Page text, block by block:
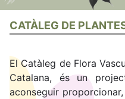
CATÀLEG DE
El Catàleg de Flora
Catalana, és un
aconseguir